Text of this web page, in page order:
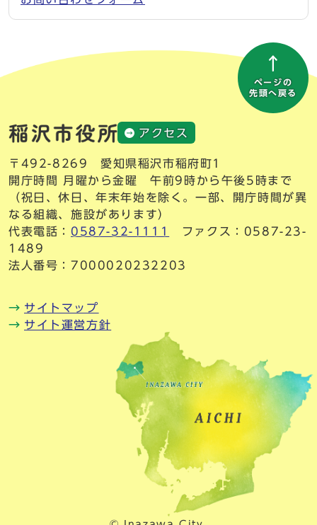
ページの
先頭へ戻る
アクセス
〒492-8269 愛知県稲沢市稲府町1
開庁時間 月曜から金曜 午前9時から午後5時まで
（祝日、休日、年末年始を除く。一部、開庁時間が異
なる組織、施設があります）
代表電話： 0587-32-1111
ファクス：0587-23-
1489
法人番号：7000020232203
サイトマップ
サイト運営方針